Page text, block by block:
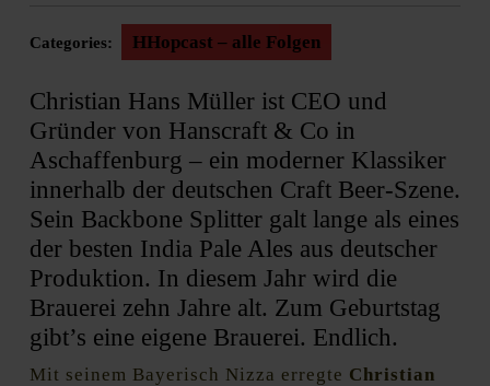
Categories: HHopcast – alle Folgen
Christian Hans Müller ist CEO und
Gründer von Hanscraft & Co in
Aschaffenburg – ein moderner Klassiker
innerhalb der deutschen Craft Beer-Szene.
Sein Backbone Splitter galt lange als eines
der besten India Pale Ales aus deutscher
Produktion. In diesem Jahr wird die
Brauerei zehn Jahre alt. Zum Geburtstag
gibt’s eine eigene Brauerei. Endlich.
Mit seinem Bayerisch Nizza erregte Christian